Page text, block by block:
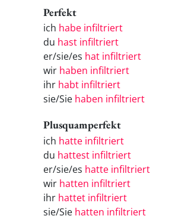
Perfekt
ich habe infiltriert
du hast infiltriert
er/sie/es hat infiltriert
wir haben infiltriert
ihr habt infiltriert
sie/Sie haben infiltriert
Plusquamperfekt
ich hatte infiltriert
du hattest infiltriert
er/sie/es hatte infiltriert
wir hatten infiltriert
ihr hattet infiltriert
sie/Sie hatten infiltriert